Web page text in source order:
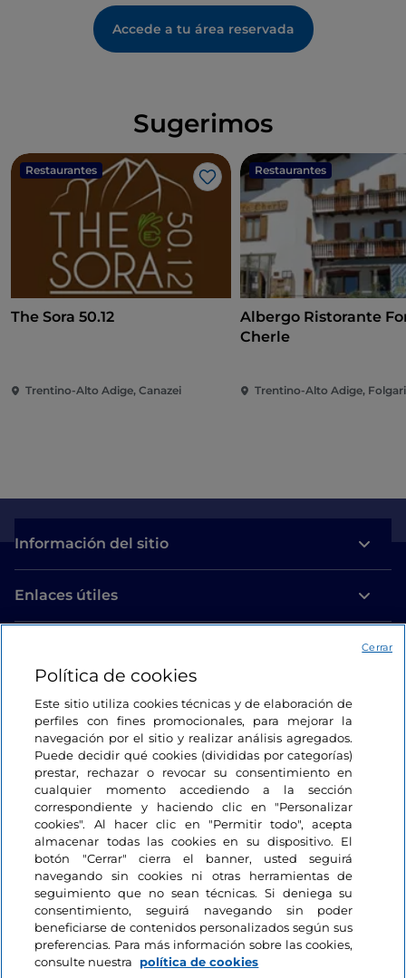
Accede a tu área reservada
Sugerimos
Restaurantes
Me gusta
The Sora 50.12
Trentino-Alto Adige, Canazei
Restaurantes
Albergo Ristorante
Cherle
Trentino-Alto Adige,
Información del sitio
Enlaces útiles
Estamos en contacto
Política de cookies
Este sitio utiliza cookies técnicas y de elaboración de
perfiles con fines promocionales, para mejorar la
navegación por el sitio y realizar análisis agregados.
Puede decidir qué cookies (divididas por categorías)
prestar, rechazar o revocar su consentimiento en
cualquier momento accediendo a la sección
correspondiente y haciendo clic en "Personalizar
cookies". Al hacer clic en "Permitir todo", acepta
almacenar todas las cookies en su dispositivo. El
botón "Cerrar" cierra el banner, usted seguirá
navegando sin cookies ni otras herramientas de
seguimiento que no sean técnicas. Si deniega su
consentimiento, seguirá navegando sin poder
beneficiarse de contenidos personalizados según sus
preferencias. Para más información sobre las cookies,
consulte nuestra
política de cookies
Cerrar